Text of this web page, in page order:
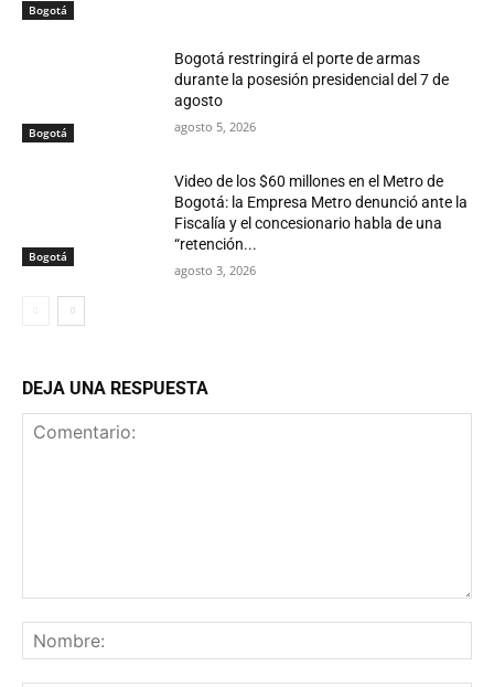
Bogotá
Bogotá
Bogotá restringirá el porte de armas
durante la posesión presidencial del 7 de
agosto
agosto 5, 2026
Bogotá
Video de los $60 millones en el Metro de
Bogotá: la Empresa Metro denunció ante la
Fiscalía y el concesionario habla de una
“retención...
agosto 3, 2026
DEJA UNA RESPUESTA